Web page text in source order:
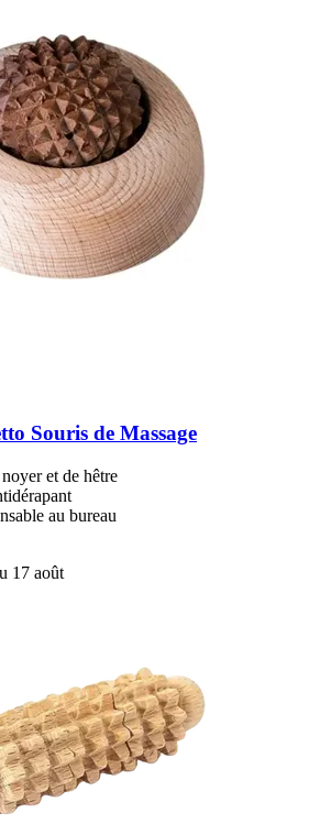
Souris de Massage
et de hêtre
au bureau
17 août